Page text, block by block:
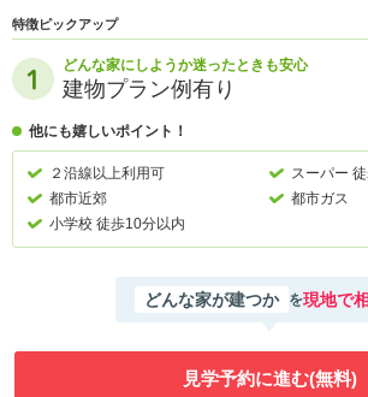
特徴ピックアップ
どんな家にしようか迷ったときも安心
建物プラン例有り
他にも嬉しいポイント！
２沿線以上利用可
スーパー
都市近郊
都市ガス
小学校 徒歩10分以内
どんな家が建つか を現地で
見学予約に進む(無料)